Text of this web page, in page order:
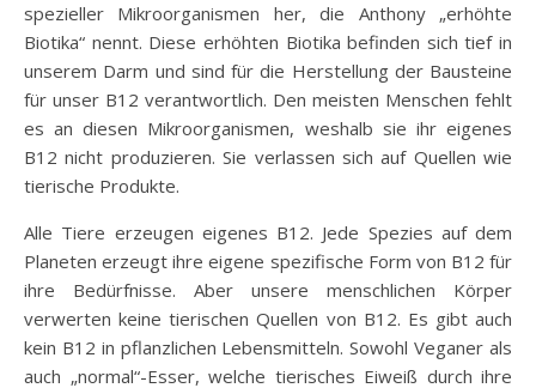
spezieller Mikroorganismen her, die Anthony „erhöhte
Biotika“ nennt. Diese erhöhten Biotika befinden sich tief in
unserem Darm und sind für die Herstellung der Bausteine
für unser B12 verantwortlich. Den meisten Menschen fehlt
es an diesen Mikroorganismen, weshalb sie ihr eigenes
B12 nicht produzieren. Sie verlassen sich auf Quellen wie
tierische Produkte.
Alle Tiere erzeugen eigenes B12. Jede Spezies auf dem
Planeten erzeugt ihre eigene spezifische Form von B12 für
ihre Bedürfnisse. Aber unsere menschlichen Körper
verwerten keine tierischen Quellen von B12. Es gibt auch
kein B12 in pflanzlichen Lebensmitteln. Sowohl Veganer als
auch „normal“-Esser, welche tierisches Eiweiß durch ihre